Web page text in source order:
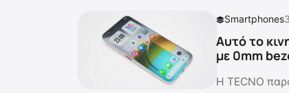
Smartphones
Αυτό το
με 0mm
Η TECNO